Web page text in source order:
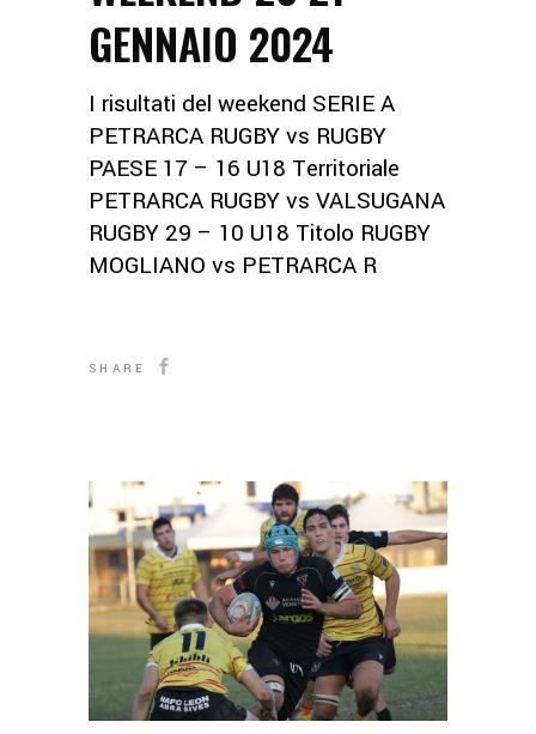
GENNAIO 2024
I risultati del weekend SERIE A
PETRARCA RUGBY vs RUGBY
PAESE 17 – 16 U18 Territoriale
PETRARCA RUGBY vs VALSUGANA
RUGBY 29 – 10 U18 Titolo RUGBY
MOGLIANO vs PETRARCA R
SHARE